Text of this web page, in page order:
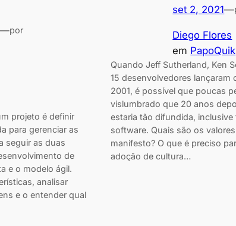
—por
projeto é definir
para gerenciar as
seguir as duas
de
e o modelo ágil.
analisar
e o entender qual
set 2, 2021—
Diego Flores
em PapoQuik
Quando Jeff Sutherland, Ken
15 desenvolvedores lançaram
2001, é possível que poucas
vislumbrado que 20 anos
estaria tão difundida,
software. Quais são os
manifesto? O que é preciso
adoção de cultura…